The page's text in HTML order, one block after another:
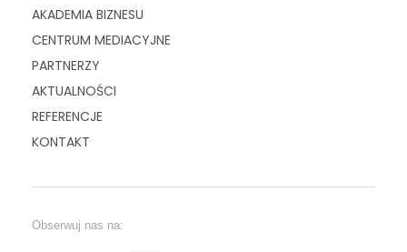
AKADEMIA BIZNESU
CENTRUM MEDIACYJNE
PARTNERZY
AKTUALNOŚCI
REFERENCJE
KONTAKT
Obserwuj nas na: